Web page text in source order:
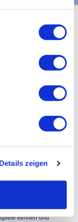
nutzen.
Details zeigen
auch Laboren
in die digitalen
Intraoralscanners
kennen und